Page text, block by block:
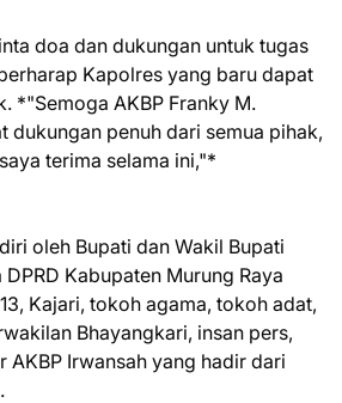
doa dan dukungan untuk tugas
Kapolres yang baru dapat
*"Semoga AKBP Franky M.
dukungan penuh dari semua pihak,
terima selama ini,"*
oleh Bupati dan Wakil Bupati
DPRD Kabupaten Murung Raya
Kajari, tokoh agama, tokoh adat,
Bhayangkari, insan pers,
AKBP Irwansah yang hadir dari